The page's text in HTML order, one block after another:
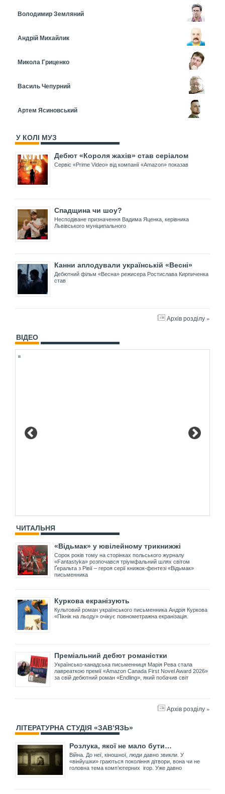
Володимир Земляний
Андрій Михайлик
Микола Гриценко
Василь Чепурний
Артем Ясиновський
У КОЛІ МУЗ
Дебют «Короля жахів» став серіалом
Сервіс «Prime Video» від компанії «Amazon» показав
Спадщина чи шоу?
Несподіване призначення Вадима Яценка, керівника
Львівського муніципального
Канни аплодували українській «Весні»
Дебютний фільм «Весна» режисера Ростислава Кирпиченка
став
Архів розділу »
ВІДЕО
ЧИТАЛЬНЯ
«Відьмак» у ювілейному трикнижжі
Сорок років тому на сторінках польського журналу
«Fantastyka» розпочався тріумфальний шлях світом
Ґеральта з Рівії – героя серії книжок-фентезі «Відьмак»
письменника
Куркова екранізують
Культовий роман українського письменника Андрія Куркова
«Пікнік на льоду» очікує повнометражна екранізація.
Преміальний дебют романістки
Українсько-канадська письменниця Марія Рева стала
лавреаткою премії «Amazon Canada First Novel Award 2026»
за свій дебютний роман «Endling», який побачив світ
Архів розділу »
ЛІТЕРАТУРНА СТУДІЯ «ЗАВ’ЯЗЬ»
Розлука, якої не мало бути…
Війна. До неї, кіношної, люди давно звикли. У
«вінйушки» граються покоління дітвори, вона чи не
головна тема комп’ютерних ігор. Уже давно